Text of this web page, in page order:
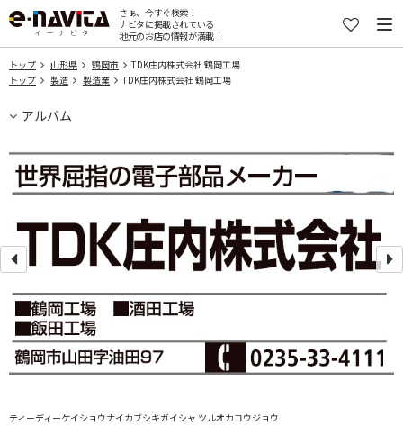
さぁ、今すぐ検索！
ナビタに掲載されている
地元のお店の情報が満載！
トップ 山形県 鶴岡市
TDK庄内株式会社 鶴岡工場
トップ
製造 製造業 TDK庄内株式会社 鶴岡工場
アルバム
ティーディーケイショウナイカブシキガイシャ ツルオカコウジョウ